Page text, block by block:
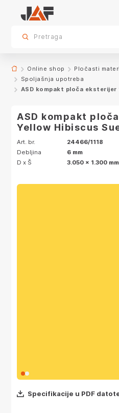
sr.skip-to.main-content
sr.skip-to.table-of-contents
sr.skip-to.main-navigation
Specifikacije
Karakteristike
Pretraga
Online shop Pločasti
Spoljašnja upotreba
ASD kompakt ploča eksterijer
ASD kompakt
Yellow Hibiscus
Art. br.
24466/1118
Debljina
6 mm
D x Š
3.050 x 1.300 mm
Specifikacije u PDF